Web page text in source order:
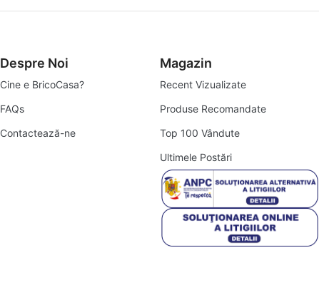
Despre Noi
Cine e BricoCasa?
FAQs
Contactează-ne
Magazin
Recent Vizualizate
Produse Recomandate
Top 100 Vândute
Ultimele Postări